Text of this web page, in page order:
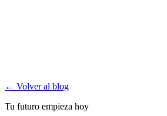
← Volver al blog
Tu futuro empieza hoy